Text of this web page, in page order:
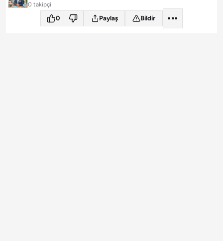
0 takipçi
0 Paylaş Bildir